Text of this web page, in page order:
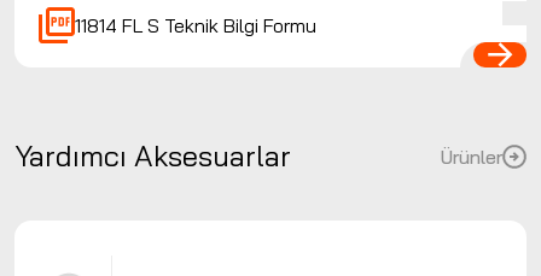
11814 FL S Teknik Bilgi Formu
Yardımcı Aksesuarlar Ürünler